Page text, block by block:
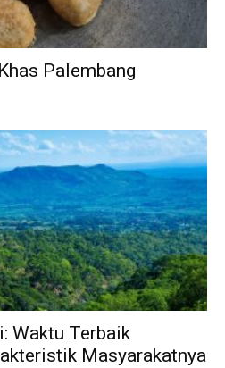
Palembang
Waktu Terbaik
Masyarakatnya